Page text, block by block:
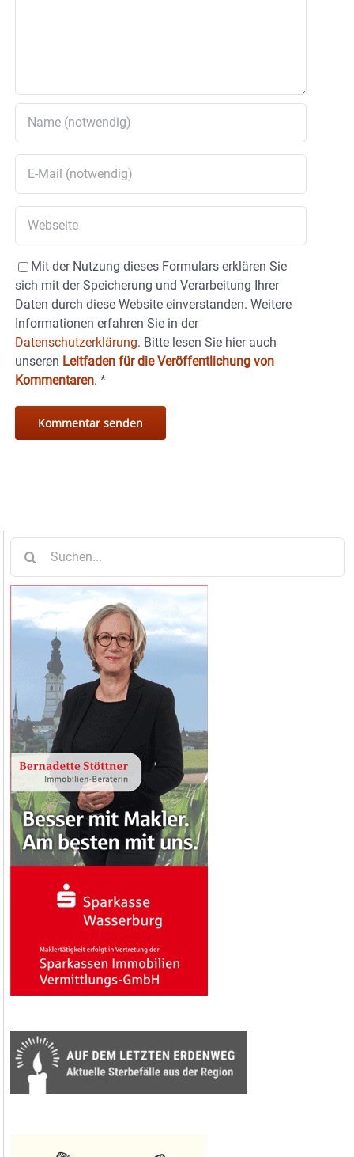
Mit der Nutzung dieses Formulars erklären Sie
sich mit der Speicherung und Verarbeitung Ihrer
Daten durch diese Website einverstanden. Weitere
Informationen erfahren Sie in der
Datenschutzerklärung. Bitte lesen Sie hier auch
unseren Leitfaden für die Veröffentlichung von
Kommentaren. *
nach: